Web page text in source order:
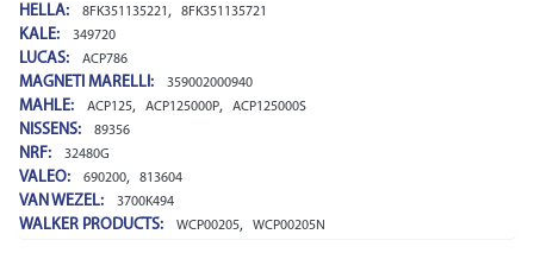
HELLA: 8FK351135221 , 8FK351135721
KALE: 349720
LUCAS: ACP786
MAGNETI MARELLI: 359002000940
MAHLE: ACP125, ACP125000P, ACP125000S
NISSENS: 89356
NRF: 32480G
VALEO: 690200, 813604
VAN WEZEL: 3700K494
WALKER PRODUCTS: WCP00205, WCP00205N